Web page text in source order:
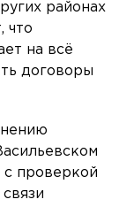
районах
что
на всё
договоры
с проверкой